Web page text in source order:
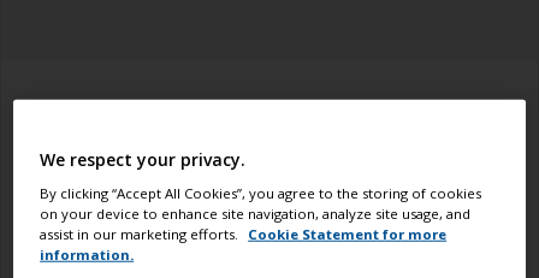
vernis beschermt en accentueert dat. De meeste
vernissen zijn gemaakt om te beschermen tegen
beschadigingen inclusief tegen het morsen van
oliën, milde zuur/alkali houdende producten en
We respect your privacy.
By clicking “Accept All Cookies”, you agree to the storing of cookies
on your device to enhance site navigation, analyze site usage, and
assist in our marketing efforts.
Cookie Statement for more
information.